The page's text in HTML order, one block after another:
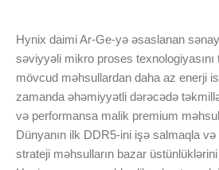
Hynix daimi Ar-Ge-yə əsaslanan
səviyyəli mikro proses
mövcud məhsullardan daha az enerji
zamanda əhəmiyyətli dərəcədə
və performansa malik premium
Dünyanın ilk DDR5-ini işə salmaqla
strateji məhsulların bazar